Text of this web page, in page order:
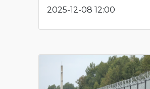
2025-12-08 12:00